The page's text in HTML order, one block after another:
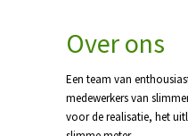
Over ons
Een team van
medewerkers van
voor de realisatie, het